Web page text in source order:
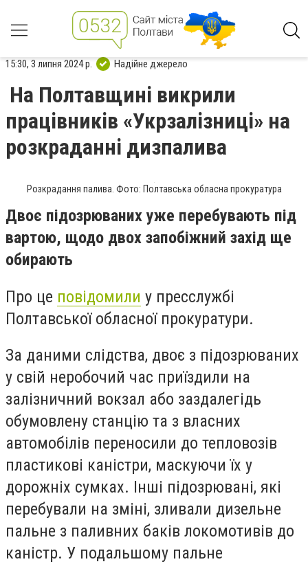
15:30, 3 липня 2024 р. Надійне джерело
На Полтавщині викрили
працівників «Укрзалізниці» на
розкраданні дизпалива
Розкрадання палива. Фото: Полтавська обласна прокуратура
Двоє підозрюваних уже перебувають під
вартою, щодо двох запобіжний захід ще
обирають
Про це повідомили у пресслужбі
Полтавської обласної прокуратури.
За даними слідства, двоє з підозрюваних
у свій неробочий час приїздили на
залізничний вокзал або заздалегідь
обумовлену станцію та з власних
автомобілів переносили до тепловозів
пластикові каністри, маскуючи їх у
дорожніх сумках. Інші підозрювані, які
перебували на зміні, зливали дизельне
пальне з паливних баків локомотивів до
каністр. У подальшому пальне